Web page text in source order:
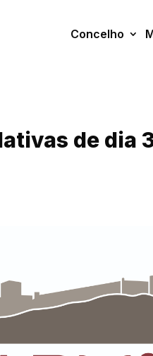
Concelho
de dia